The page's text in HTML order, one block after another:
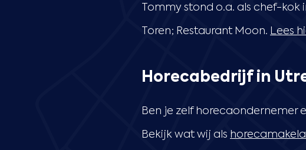
Tommy stond o.a. als chef-
Toren; Restaurant Moon. Lees
Horecabedrijf in
Ben je zelf horecaondernemer
Bekijk wat wij als